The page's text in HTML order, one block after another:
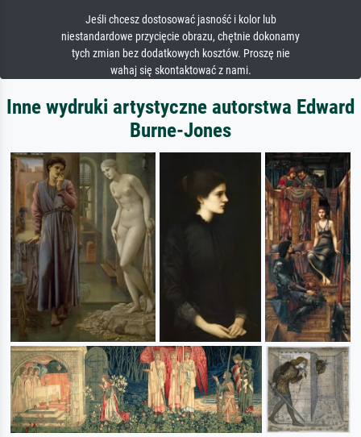
Jeśli chcesz dostosować jasność i kolor lub
niestandardowe przycięcie obrazu, chętnie dokonamy
tych zmian bez dodatkowych kosztów. Proszę nie
wahaj się skontaktować z nami.
Inne wydruki artystyczne autorstwa Edward
Burne-Jones